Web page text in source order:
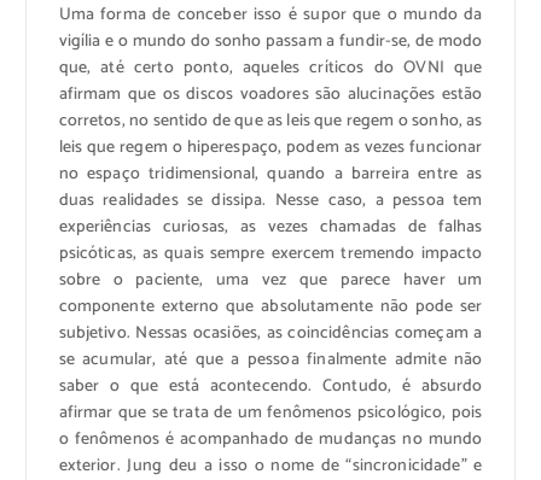
Uma forma de conceber isso é supor que o mundo da
vigília e o mundo do sonho passam a fundir-se, de modo
que, até certo ponto, aqueles críticos do OVNI que
afirmam que os discos voadores são alucinações estão
corretos, no sentido de que as leis que regem o sonho, as
leis que regem o hiperespaço, podem as vezes funcionar
no espaço tridimensional, quando a barreira entre as
duas realidades se dissipa. Nesse caso, a pessoa tem
experiências curiosas, as vezes chamadas de falhas
psicóticas, as quais sempre exercem tremendo impacto
sobre o paciente, uma vez que parece haver um
componente externo que absolutamente não pode ser
subjetivo. Nessas ocasiões, as coincidências começam a
se acumular, até que a pessoa finalmente admite não
saber o que está acontecendo. Contudo, é absurdo
afirmar que se trata de um fenômenos psicológico, pois
o fenômenos é acompanhado de mudanças no mundo
exterior. Jung deu a isso o nome de “sincronicidade” e